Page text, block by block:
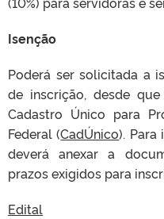
Isenção
Poderá ser solicitada a
de inscrição, desde
Cadastro Único para
Federal (CadÚnico). Para
deverá anexar a
prazos exigidos para
Edital